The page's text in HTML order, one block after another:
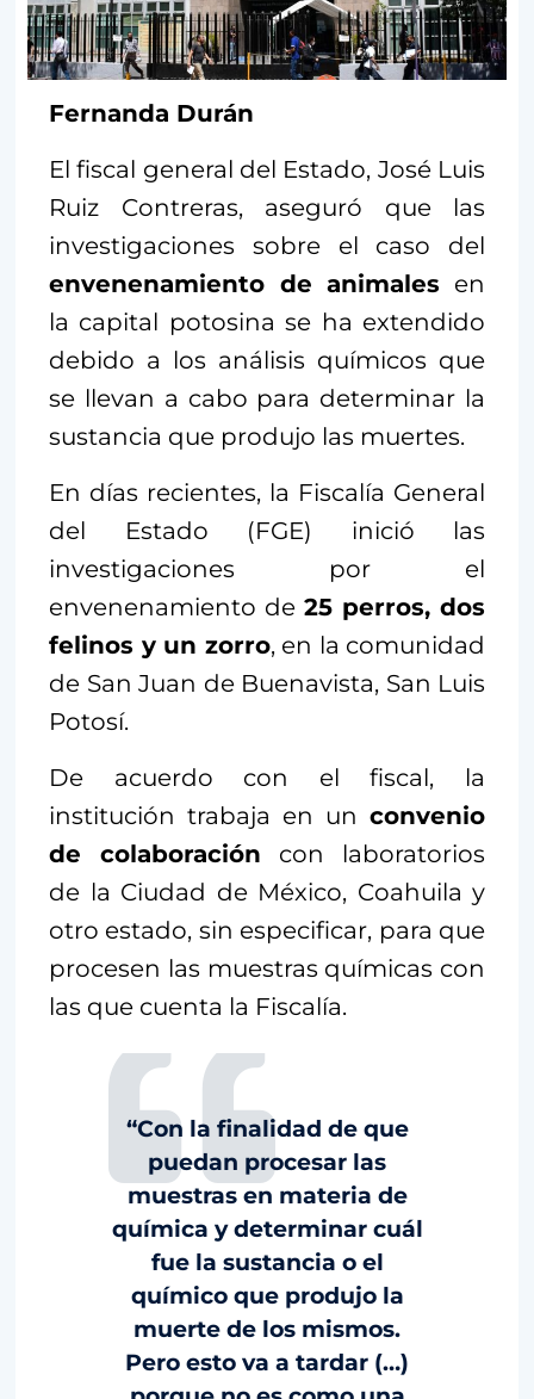
Fernanda Durán
El fiscal general del Estado, José Luis
Ruiz Contreras, aseguró que las
investigaciones sobre el caso del
envenenamiento de animales en
la capital potosina se ha extendido
debido a los análisis químicos que
se llevan a cabo para determinar la
sustancia que produjo las muertes.
En días recientes, la Fiscalía General
del Estado (FGE) inició las
investigaciones por el
envenenamiento de 25 perros, dos
felinos y un zorro, en la comunidad
de San Juan de Buenavista, San Luis
Potosí.
De acuerdo con el fiscal, la
institución trabaja en un convenio
de colaboración con laboratorios
de la Ciudad de México, Coahuila y
otro estado, sin especificar, para que
procesen las muestras químicas con
las que cuenta la Fiscalía.
“Con la finalidad de que
puedan procesar las
muestras en materia de
química y determinar cuál
fue la sustancia o el
químico que produjo la
muerte de los mismos.
Pero esto va a tardar (…)